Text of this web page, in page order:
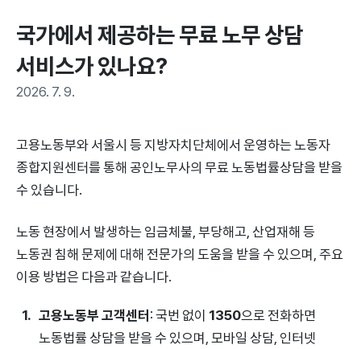
국가에서 제공하는 무료 노무 상담
서비스가 있나요?
2026. 7. 9.
고용노동부와 서울시 등 지방자치단체에서 운영하는 노동자
종합지원센터를 통해 공인노무사의 무료 노동법률상담을 받을
수 있습니다.
노동 현장에서 발생하는 임금체불, 부당해고, 산업재해 등
노동권 침해 문제에 대해 전문가의 도움을 받을 수 있으며, 주요
이용 방법은 다음과 같습니다.
고용노동부 고객센터: 국번 없이 1350으로 전화하면
노동법률 상담을 받을 수 있으며, 모바일 상담, 인터넷